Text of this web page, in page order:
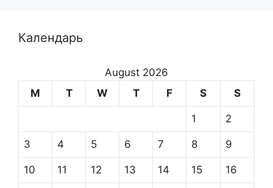
Календарь
August 2026
M
T W T F S S
1 2
3 4 5 6 7 8 9
10 11 12 13 14 15 16